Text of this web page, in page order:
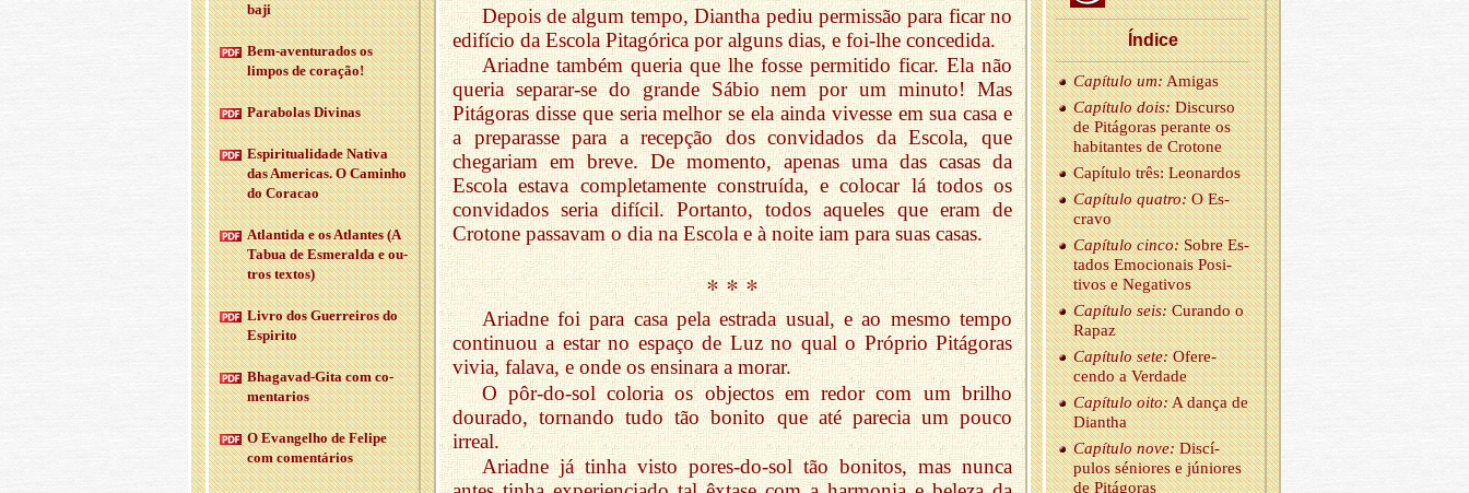
Depois de algum tempo, Diantha pediu permissão para ficar no
edifício da Escola Pitagórica por alguns dias, e foi-lhe concedida.
Ariadne também queria que lhe fosse permitido ficar. Ela não
queria separar-se do grande Sábio nem por um minuto! Mas
Pitágoras disse que seria melhor se ela ainda vivesse em sua casa e
a preparasse para a recepção dos convidados da Escola, que
chegariam em breve. De momento, apenas uma das casas da
Escola estava completamente construída, e colocar lá todos os
convidados seria difícil. Portanto, todos aqueles que eram de
Crotone passavam o dia na Escola e à noite iam para suas casas.
* * *
Ariadne foi para casa pela estrada usual, e ao mesmo tempo
continuou a estar no espaço de Luz no qual o Próprio Pitágoras
vivia, falava, e onde os ensinara a morar.
O pôr-do-sol coloria os objectos em redor com um brilho
dourado, tornando tudo tão bonito que até parecia um pouco
irreal.
Ariadne já tinha visto pores-do-sol tão bonitos, mas nunca
Ín­dice
Ca­pí­tulo um:Amigas
Ca­pí­tulo dois:Dis­curso
de Pi­tá­goras pe­rante os
ha­bi­tantes de Cro­tone
Ca­pí­tulo três: Le­o­nardos
Ca­pí­tulo quatro:O Es­
cravo
Ca­pí­tulo cinco:Sobre Es­
tados Emo­ci­o­nais Po­si­
tivos e Ne­ga­tivos
Ca­pí­tulo seis:Cu­rando o
Rapaz
Ca­pí­tulo sete:Ofe­re­
cendo a Ver­dade
Ca­pí­tulo oito:A dança de
Di­antha
Ca­pí­tulo nove:Dis­cí­
pulos sé­ni­ores e jú­ni­ores
de Pi­tá­goras
baji
Bem-aven­tu­rados os
limpos de co­ração!
Pa­ra­bolas Di­vinas
Es­pi­ri­tu­a­li­dade Na­tiva
das Ame­ricas. O Ca­minho
do Co­racao
Atlan­tida e os Atlantes (A
Tabua de Es­me­ralda e ou­
tros textos)
Livro dos Guer­reiros do
Es­pi­rito
Bha­gavad-Gita com co­
men­ta­rios
O Evan­gelho de Fe­lipe
com co­men­tá­rios